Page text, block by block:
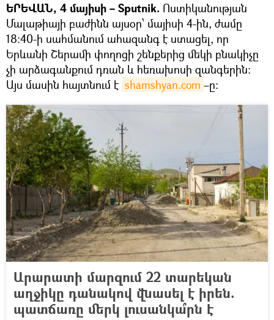
ԵՐԵՎԱՆ, 4 մայիսի – Sputnik. Ոստիկանության
Մալաթիայի բաժինն այսօր՝ մայիսի 4-ին, ժամը
18:40-ի սահմանում ահազանգ է ստացել, որ
Երևանի Շերամի փողոցի շենքերից մեկի բնակիչը
չի արձագանքում դռան և հեռախոսի զանգերին:
Այս մասին հայտնում է shamshyan.com –ը։
Արարատի մարզում 22 տարեկան
աղջիկը դանակով վնասել է իրեն.
պատճառը մերկ լուսանկա՞րն է